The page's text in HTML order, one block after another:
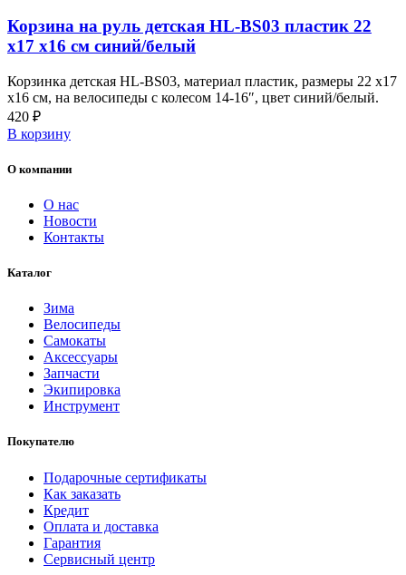
Корзина на руль детская HL-BS03 пластик 22
х17 х16 см синий/белый
Корзинка детская HL-BS03, материал пластик, размеры 22 х17
х16 см, на велосипеды с колесом 14-16″, цвет синий/белый.
420 ₽
В корзину
О компании
О нас
Новости
Контакты
Каталог
Зима
Велосипеды
Самокаты
Аксессуары
Запчасти
Экипировка
Инструмент
Покупателю
Подарочные сертификаты
Как заказать
Кредит
Оплата и доставка
Гарантия
Сервисный центр